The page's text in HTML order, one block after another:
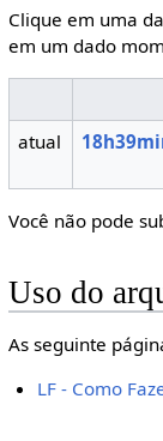
Clique em uma
em um dado
atual
Você não pode
Uso do
As seguinte
LF - Como